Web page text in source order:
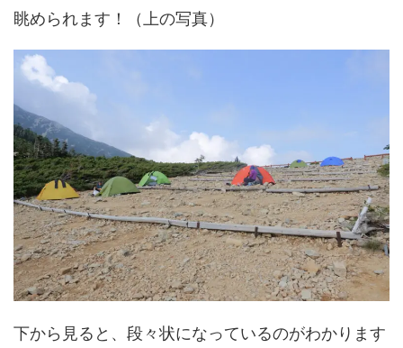
眺められます！（上の写真）
下から見ると、段々状になっているのがわかります